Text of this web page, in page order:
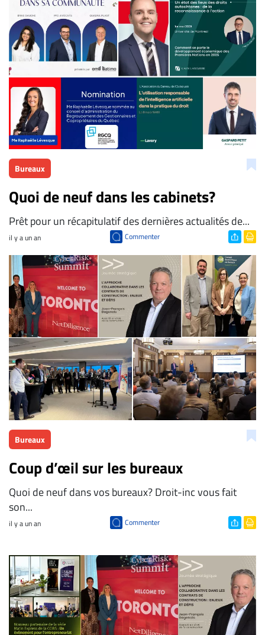
Nous
joindre
À
propos
Infolettre
S’abonner
FAQ
Politique de
confidentialité
Bureaux
Quoi de neuf dans les cabinets?
​Prêt pour un récapitulatif des dernières actualités de...
il y a un an Commenter
Bureaux
Coup d’œil sur les bureaux
​Quoi de neuf dans vos bureaux? Droit-inc vous fait
son...
il y a un an Commenter